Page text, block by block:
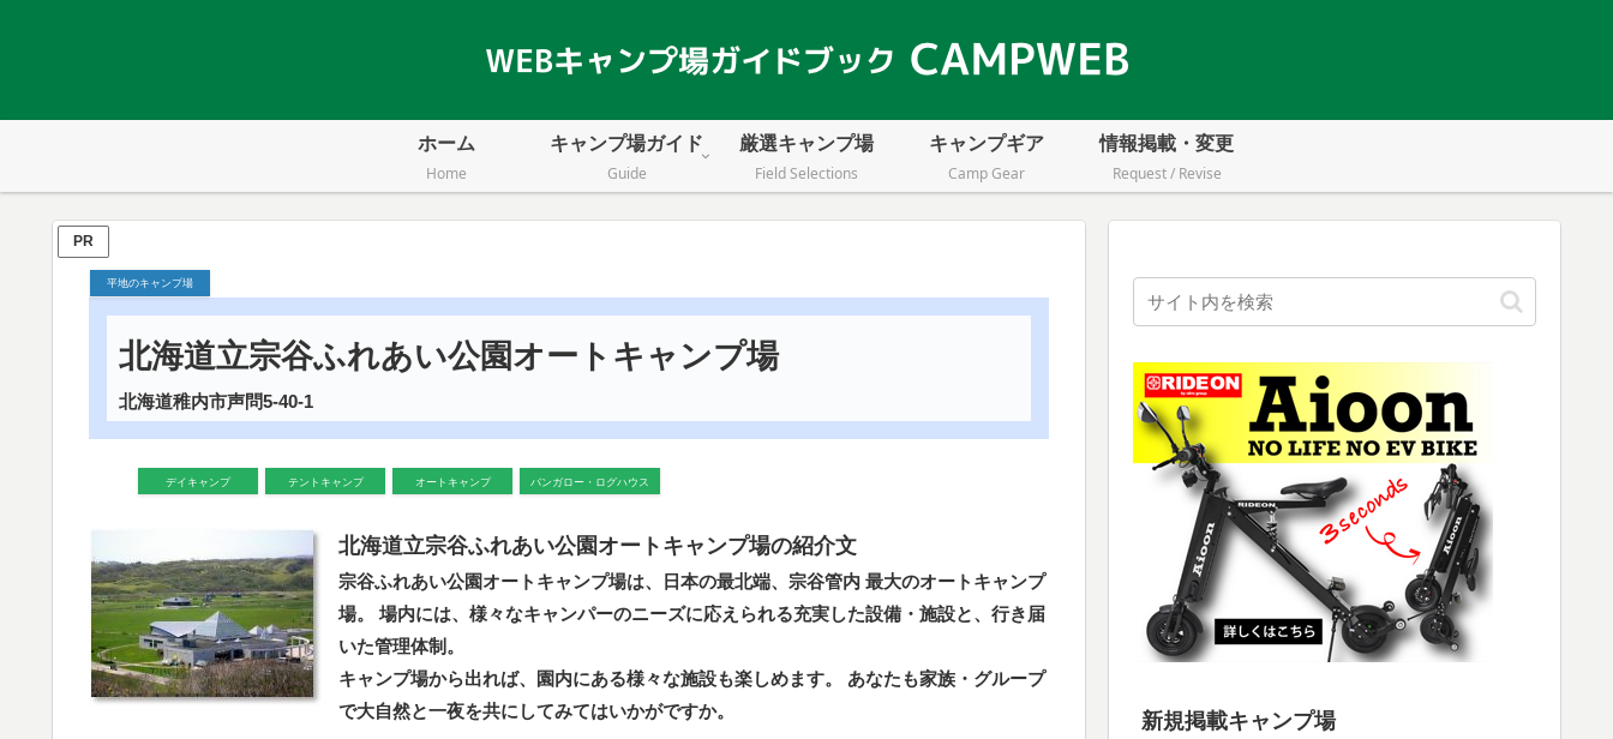
ホーム
Home
キャンプ場ガイド
Guide
厳選キャンプ場
Field Selections
キャンプギア
Camp Gear
情報掲載・変更
Request / Revise
PR
平地のキャンプ場
北海道立宗谷ふれあい公園オートキャンプ場
北海道稚内市声問5-40-1
デイキャンプ テントキャンプ オートキャンプ バンガロー・ログハウス
北海道立宗谷ふれあい公園オートキャンプ場の紹介文
宗谷ふれあい公園オートキャンプ場は、日本の最北端、宗谷管内 最大のオートキャンプ
場。 場内には、様々なキャンパーのニーズに応えられる充実した設備・施設と、行き届
いた管理体制。
キャンプ場から出れば、園内にある様々な施設も楽しめます。 あなたも家族・グループ
で大自然と一夜を共にしてみてはいかがですか。
新規掲載キャンプ場